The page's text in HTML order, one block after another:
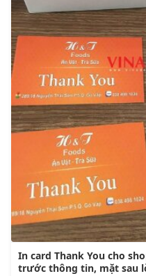
In card Thank You cho
trước thông tin, mặt sau